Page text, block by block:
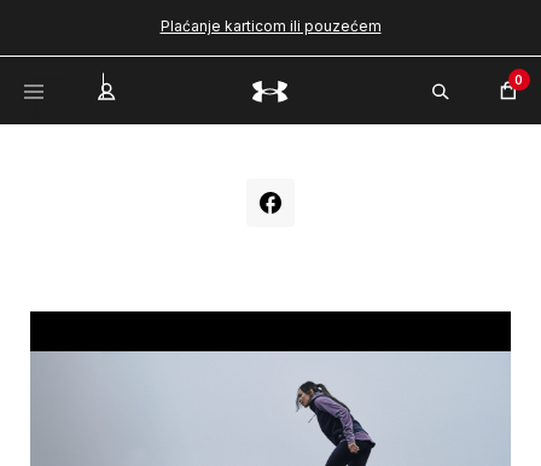
Plaćanje karticom ili pouzećem
0